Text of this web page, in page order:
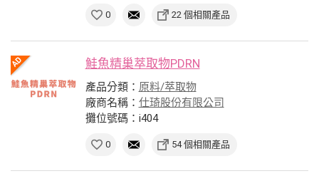
0 22 個相關產品
鮭魚精巢萃取物PDRN
產品分類： 原料/萃取物
廠商名稱： 仕琦股份有限公司
攤位號碼：i404
0 54 個相關產品